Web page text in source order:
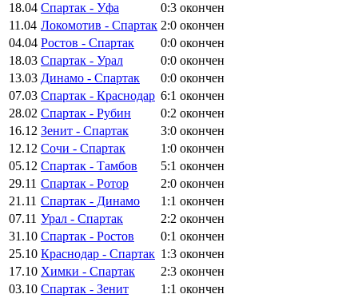
18.04 Спартак - Уфа 0:3 окончен
11.04 Локомотив - Спартак 2:0 окончен
04.04 Ростов - Спартак 0:0 окончен
18.03 Спартак - Урал 0:0 окончен
13.03 Динамо - Спартак 0:0 окончен
07.03 Спартак - Краснодар 6:1 окончен
28.02 Спартак - Рубин 0:2 окончен
16.12 Зенит - Спартак 3:0 окончен
12.12 Сочи - Спартак 1:0 окончен
05.12 Спартак - Тамбов 5:1 окончен
29.11 Спартак - Ротор 2:0 окончен
21.11 Спартак - Динамо 1:1 окончен
07.11 Урал - Спартак 2:2 окончен
31.10 Спартак - Ростов 0:1 окончен
25.10 Краснодар - Спартак 1:3 окончен
17.10 Химки - Спартак 2:3 окончен
03.10 Спартак - Зенит 1:1 окончен